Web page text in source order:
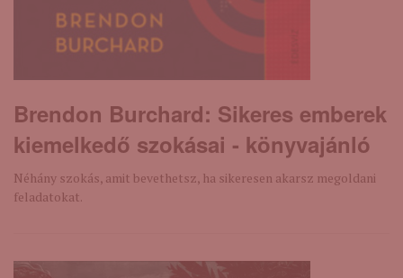
Brendon Burchard: Sikeres ​emberek
kiemelkedő szokásai - könyvajánló
Néhány szokás, amit bevethetsz, ha sikeresen akarsz megoldani
feladatokat.